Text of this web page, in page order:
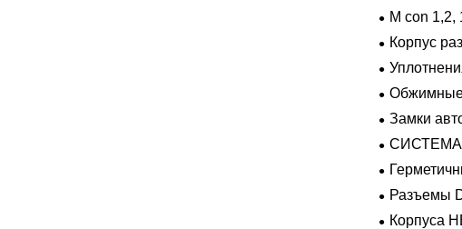
M con 1,2,
герметичный
Корпус
Обжимные
Замки
положения
СИСТЕМА
ВКЛАДЫШ
Разъемы
Корпуса